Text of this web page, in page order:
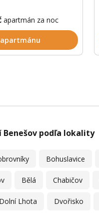
apartmán za noc
Benešov podľa lokality
Bohuslavice
Bělá Chabičov
Dolní Lhota Dvořisko